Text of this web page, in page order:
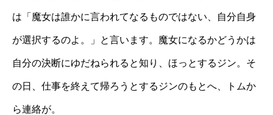
は「魔女は誰かに言われてなるものではない、自分自身
が選択するのよ。」と言います。魔女になるかどうかは
自分の決断にゆだねられると知り、ほっとするジン。そ
の日、仕事を終えて帰ろうとするジンのもとへ、トムか
ら連絡が。